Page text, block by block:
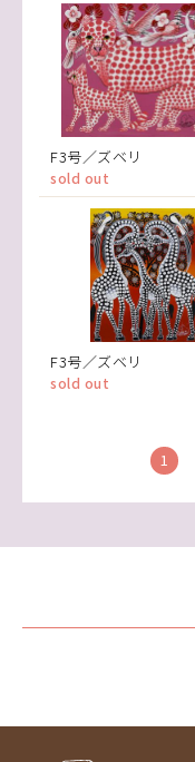
F3号／ズベリ
sold out
F3号／ズベリ
sold out
1